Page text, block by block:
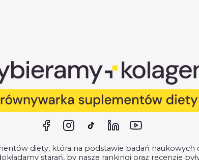
diety, która na podstawie badań naukowych
starań, by nasze rankingi oraz recenzje